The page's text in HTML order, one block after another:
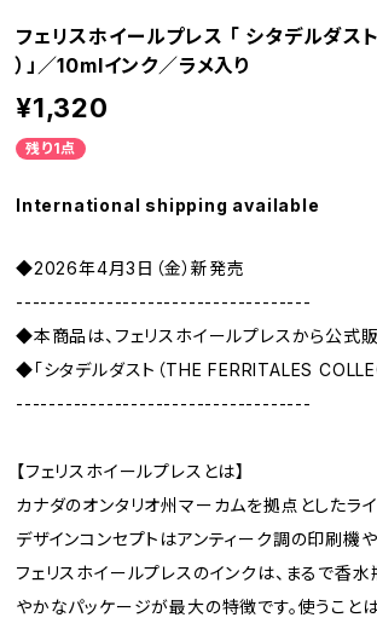
フェリスホイールプレス 「 シタデルダ
）」／10mlインク／ラメ入り
¥1,320
残り1点
International shipping available
◆2026年4月3日（金）新発売
------------------------------------
◆本商品は、フェリスホイールプレスから公式
◆「シタデルダスト（THE FERRITALES
------------------------------------
【フェリスホイールプレスとは】
カナダのオンタリオ州マーカムを拠点としたラ
デザインコンセプトはアンティーク調の印刷機
フェリスホイールプレスのインクは、まるで香
やかなパッケージが最大の特徴です。使うこと